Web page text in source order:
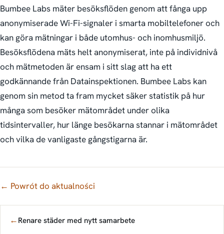
Bumbee Labs mäter besöksflöden genom att fånga upp
anonymiserade Wi-Fi-signaler i smarta mobiltelefoner och
kan göra mätningar i både utomhus- och inomhusmiljö.
Besöksflödena mäts helt anonymiserat, inte på individnivå
och mätmetoden är ensam i sitt slag att ha ett
godkännande från Datainspektionen. Bumbee Labs kan
genom sin metod ta fram mycket säker statistik på hur
många som besöker mätområdet under olika
tidsintervaller, hur länge besökarna stannar i mätområdet
och vilka de vanligaste gångstigarna är.
← Powrót do aktualności
← Renare städer med nytt samarbete